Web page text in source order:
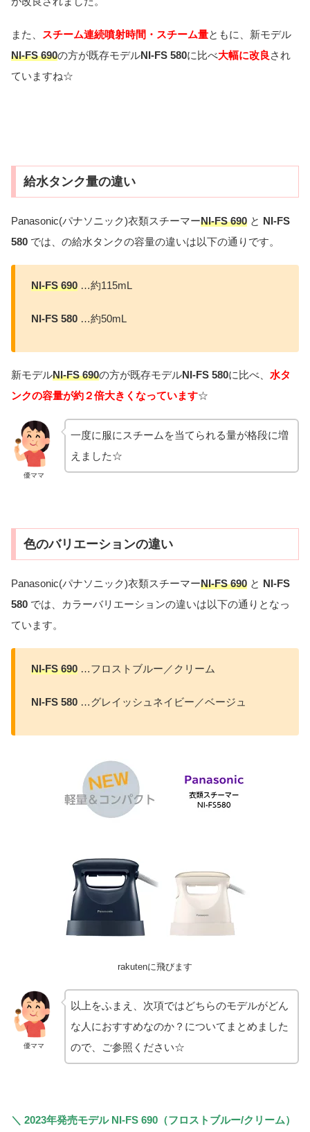
また、 スチーム連続噴射時間・スチーム量ともに、新モデル
NI-FS 690の方が既存モデルNI-FS 580に比べ大幅に改良 され
ていますね☆
給水タンク量の違い
Panasonic(パナソニック)衣類スチーマーNI-FS 690 と NI-FS
580 では、の給水タンクの容量の違いは以下の通りです。
NI-FS 690 …約115mL
NI-FS 580…約50mL
新モデルNI-FS 690の方が既存モデルNI-FS 580に比べ、 水タ
ンクの容量が約２倍大きくなっています☆
優ママ
一度に服にスチームを当てられる量が格段に増
えました☆
色のバリエーションの違い
Panasonic(パナソニック)衣類スチーマーNI-FS 690 と NI-FS
580 では、カラーバリエーションの違いは以下の通りとなっ
ています。
NI-FS 690 …フロストブルー／クリーム
NI-FS 580…グレイッシュネイビー／ベージュ
rakutenに飛びます
優ママ
以上をふまえ、次項ではどちらのモデルがどん
な人におすすめなのか？についてまとめました
ので、ご参照ください☆
＼ 2023年発売モデル NI-FS 690（フロストブルー/クリーム）